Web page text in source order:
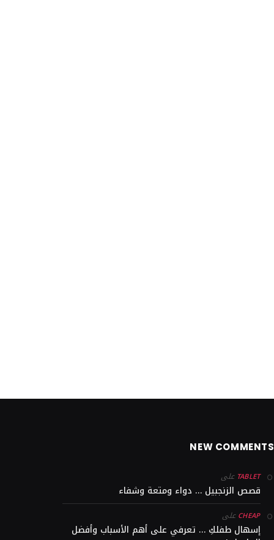
NEW COMMENTS
TABLET على
قصص الزنجبيل … دواء ومتعة وشفاء
CHEAPعلى
إسهال طفلكِ … تعرفي على أهم الأسباب وأفضل